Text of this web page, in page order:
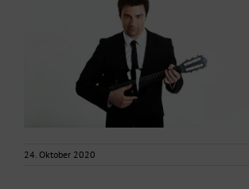
24. Oktober 2020